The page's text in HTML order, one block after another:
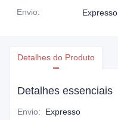
Envio: Expresso
Detalhes do Produto
Detalhes essenciais
Envio: Expresso